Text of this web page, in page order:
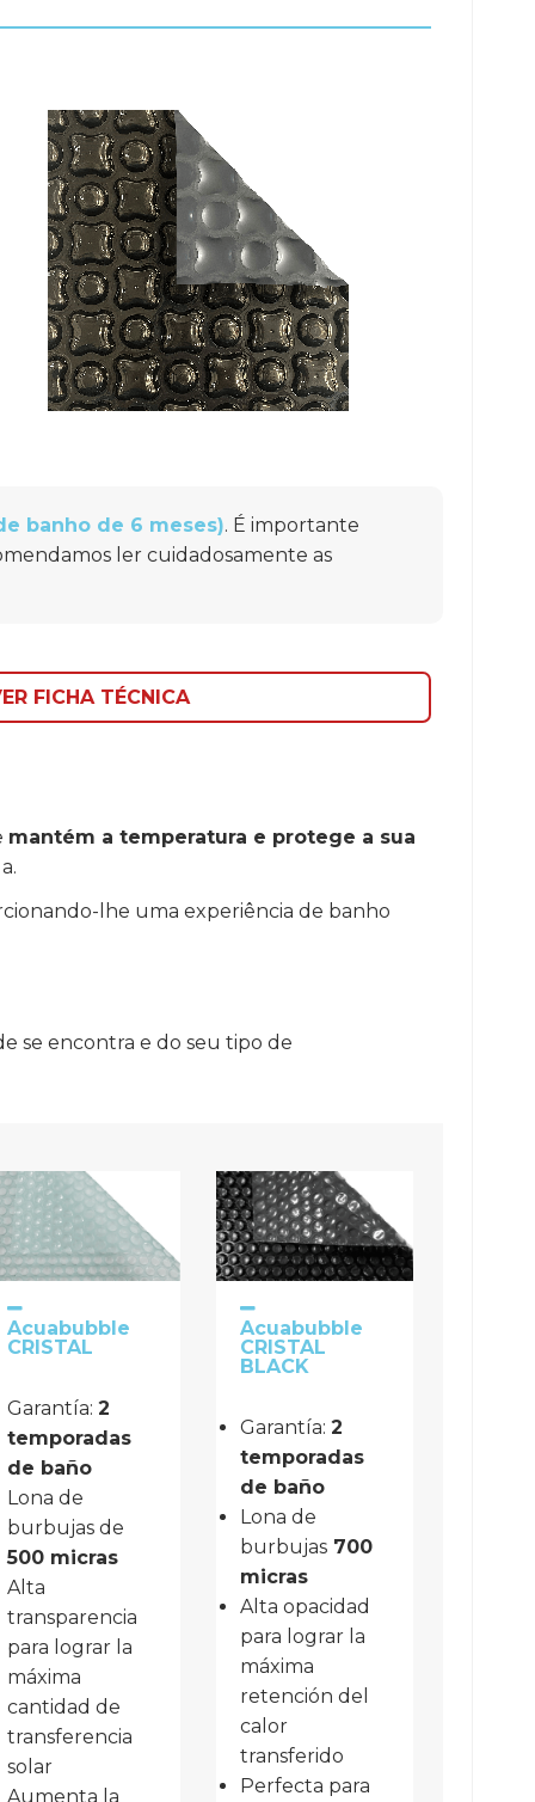
banho de 6 meses). É importante
ler cuidadosamente as
FICHA TÉCNICA
mantém a temperatura e protege a sua
lhe uma experiência de banho
se encontra e do seu tipo de
Acuabubble
CRISTAL
Garantía: 2
temporadas
de baño
Lona de
burbujas de
500 micras
Alta
transparencia
para lograr la
máxima
cantidad de
transferencia
solar
Aumenta la
Acuabubble
CRISTAL
BLACK
Garantía: 2
temporadas
de baño
Lona de
burbujas700
micras
Alta opacidad
para lograr la
máxima
retención del
calor
transferido
Perfecta para